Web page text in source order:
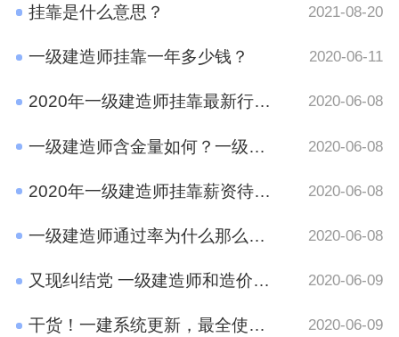
挂靠是什么意思？ 2021-08-20
一级建造师挂靠一年多少钱？ 2020-06-11
2020年一级建造师挂靠最新行情 竟然是这样 2020-06-08
一级建造师含金量如何？一级建造师挂靠前景 2020-06-08
2020年一级建造师挂靠薪资待遇如何？ 2020-06-08
一级建造师通过率为什么那么低?原因有哪些呢？ 2020-06-08
又现纠结党 一级建造师和造价工程师考哪个好？ 2020-06-09
干货！一建系统更新，最全使用攻略在这里 2020-06-09